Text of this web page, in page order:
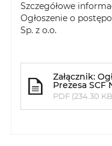
Szczegółowe
Ogłoszenie o
Sp. z o.o.
Załącznik:
Prezesa SCF
PDF (234.30